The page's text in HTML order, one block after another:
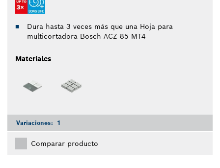
Dura hasta 3 veces más que una Hoja para
multicortadora Bosch ACZ 85 MT4
Materiales
Variaciones: 1
Comparar producto